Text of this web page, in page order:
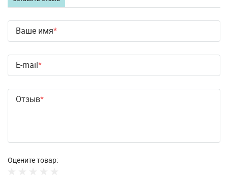
Ваше имя
E-mail
Отзыв
Оцените товар: